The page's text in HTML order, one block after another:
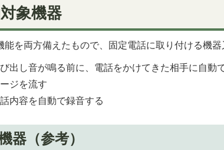
象機器
能を両方備えたもので、固定電話に取り付ける機
出し音が鳴る前に、電話をかけてきた相手に自動
ジを流す
内容を自動で録音する
器（参考）